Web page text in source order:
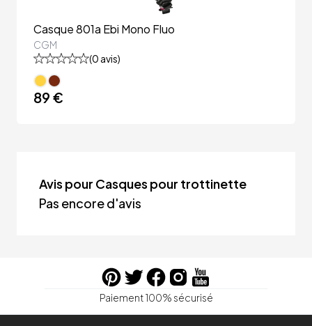
Casque 801a Ebi Mono Fluo
CGM
(0 avis)
89 €
Avis pour Casques pour trottinette
Pas encore d'avis
Paiement 100% sécurisé